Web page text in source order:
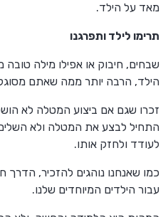
מאד על הילד.
תרימו לילד ותפרגנו
שבחים, חיבוק או אפילו מילה
הילד, הרבה יותר ממה שאתם
זכרו שגם אם ביצוע המטלה לא
התחיל לבצע את המטלה ולא
לעודד ולחזק אותו.
כמו שאנחנו נוהגים להזכיר, הדרך
עבור הילדים המיוחדים שלנו.